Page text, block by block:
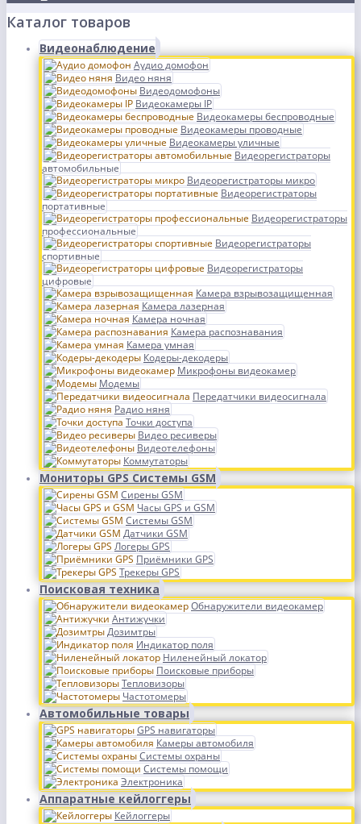
Каталог товаров
Видеонаблюдение
Аудио домофон
Видео няня
Видеодомофоны
Видеокамеры IP
Видеокамеры беспроводные
Видеокамеры проводные
Видеокамеры уличные
Видеорегистраторы
автомобильные
Видеорегистраторы микро
Видеорегистраторы
портативные
Видеорегистраторы
профессиональные
Видеорегистраторы
спортивные
Видеорегистраторы
цифровые
Камера взрывозащищенная
Камера лазерная
Камера ночная
Камера распознавания
Камера умная
Кодеры-декодеры
Микрофоны видеокамер
Модемы
Передатчики видеосигнала
Радио няня
Точки доступа
Видео ресиверы
Видеотелефоны
Коммутаторы
Мониторы GPS Системы GSM
Сирены GSM
Часы GPS и GSM
Системы GSM
Датчики GSM
Логеры GPS
Приёмники GPS
Трекеры GPS
Поисковая техника
Обнаружители видеокамер
Антижучки
Дозимтры
Индикатор поля
Ниленейный локатор
Поисковые приборы
Тепловизоры
Частотомеры
Автомобильные товары
GPS навигаторы
Камеры автомобиля
Системы охраны
Системы помощи
Электроника
Аппаратные кейлоггеры
Кейлоггеры